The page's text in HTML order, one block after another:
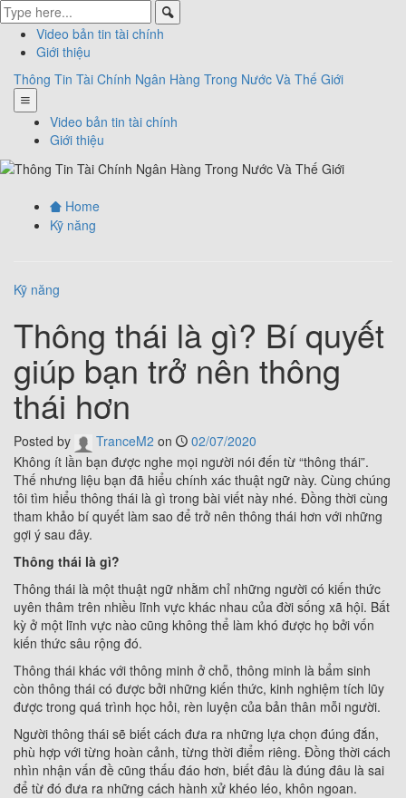
Video bản tin tài chính
Giới thiệu
Thông Tin Tài Chính Ngân Hàng Trong Nước Và Thế Giới
Video bản tin tài chính
Giới thiệu
Home
Kỹ năng
Kỹ năng
Thông thái là gì? Bí quyết
giúp bạn trở nên thông
thái hơn
Posted by TranceM2 on
02/07/2020
Không ít lần bạn được nghe mọi người nói đến từ “thông thái”.
Thế nhưng liệu bạn đã hiểu chính xác thuật ngữ này. Cùng chúng
tôi tìm hiểu thông thái là gì trong bài viết này nhé. Đồng thời cùng
tham khảo bí quyết làm sao để trở nên thông thái hơn với những
gợi ý sau đây.
Thông thái là gì?
Thông thái là một thuật ngữ nhằm chỉ những người có kiến thức
uyên thâm trên nhiều lĩnh vực khác nhau của đời sống xã hội. Bất
kỳ ở một lĩnh vực nào cũng không thể làm khó được họ bởi vốn
kiến thức sâu rộng đó.
Thông thái khác với thông minh ở chỗ, thông minh là bẩm sinh
còn thông thái có được bởi những kiến thức, kinh nghiệm tích lũy
được trong quá trình học hỏi, rèn luyện của bản thân mỗi người.
Người thông thái sẽ biết cách đưa ra những lựa chọn đúng đắn,
phù hợp với từng hoàn cảnh, từng thời điểm riêng. Đồng thời cách
nhìn nhận vấn đề cũng thấu đáo hơn, biết đâu là đúng đâu là sai
để từ đó đưa ra những cách hành xử khéo léo, khôn ngoan.